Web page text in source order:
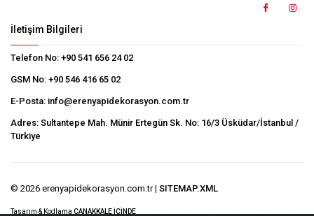
İletişim Bilgileri
Telefon No: +90 541 656 24 02
GSM No: +90 546 416 65 02
E-Posta: info@erenyapidekorasyon.com.tr
Adres: Sultantepe Mah. Münir Ertegün Sk. No: 16/3 Üsküdar/İstanbul /
Türkiye
© 2026 erenyapidekorasyon.com.tr | SITEMAP.XML
Tasarım & Kodlama ÇANAKKALE İÇİNDE